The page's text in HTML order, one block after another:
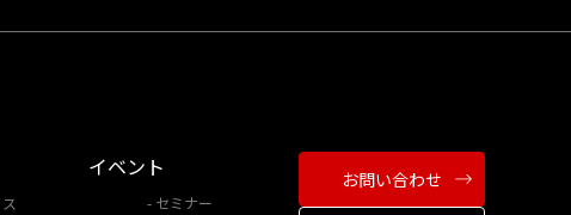
イベント
セミナー
お問い合わせ